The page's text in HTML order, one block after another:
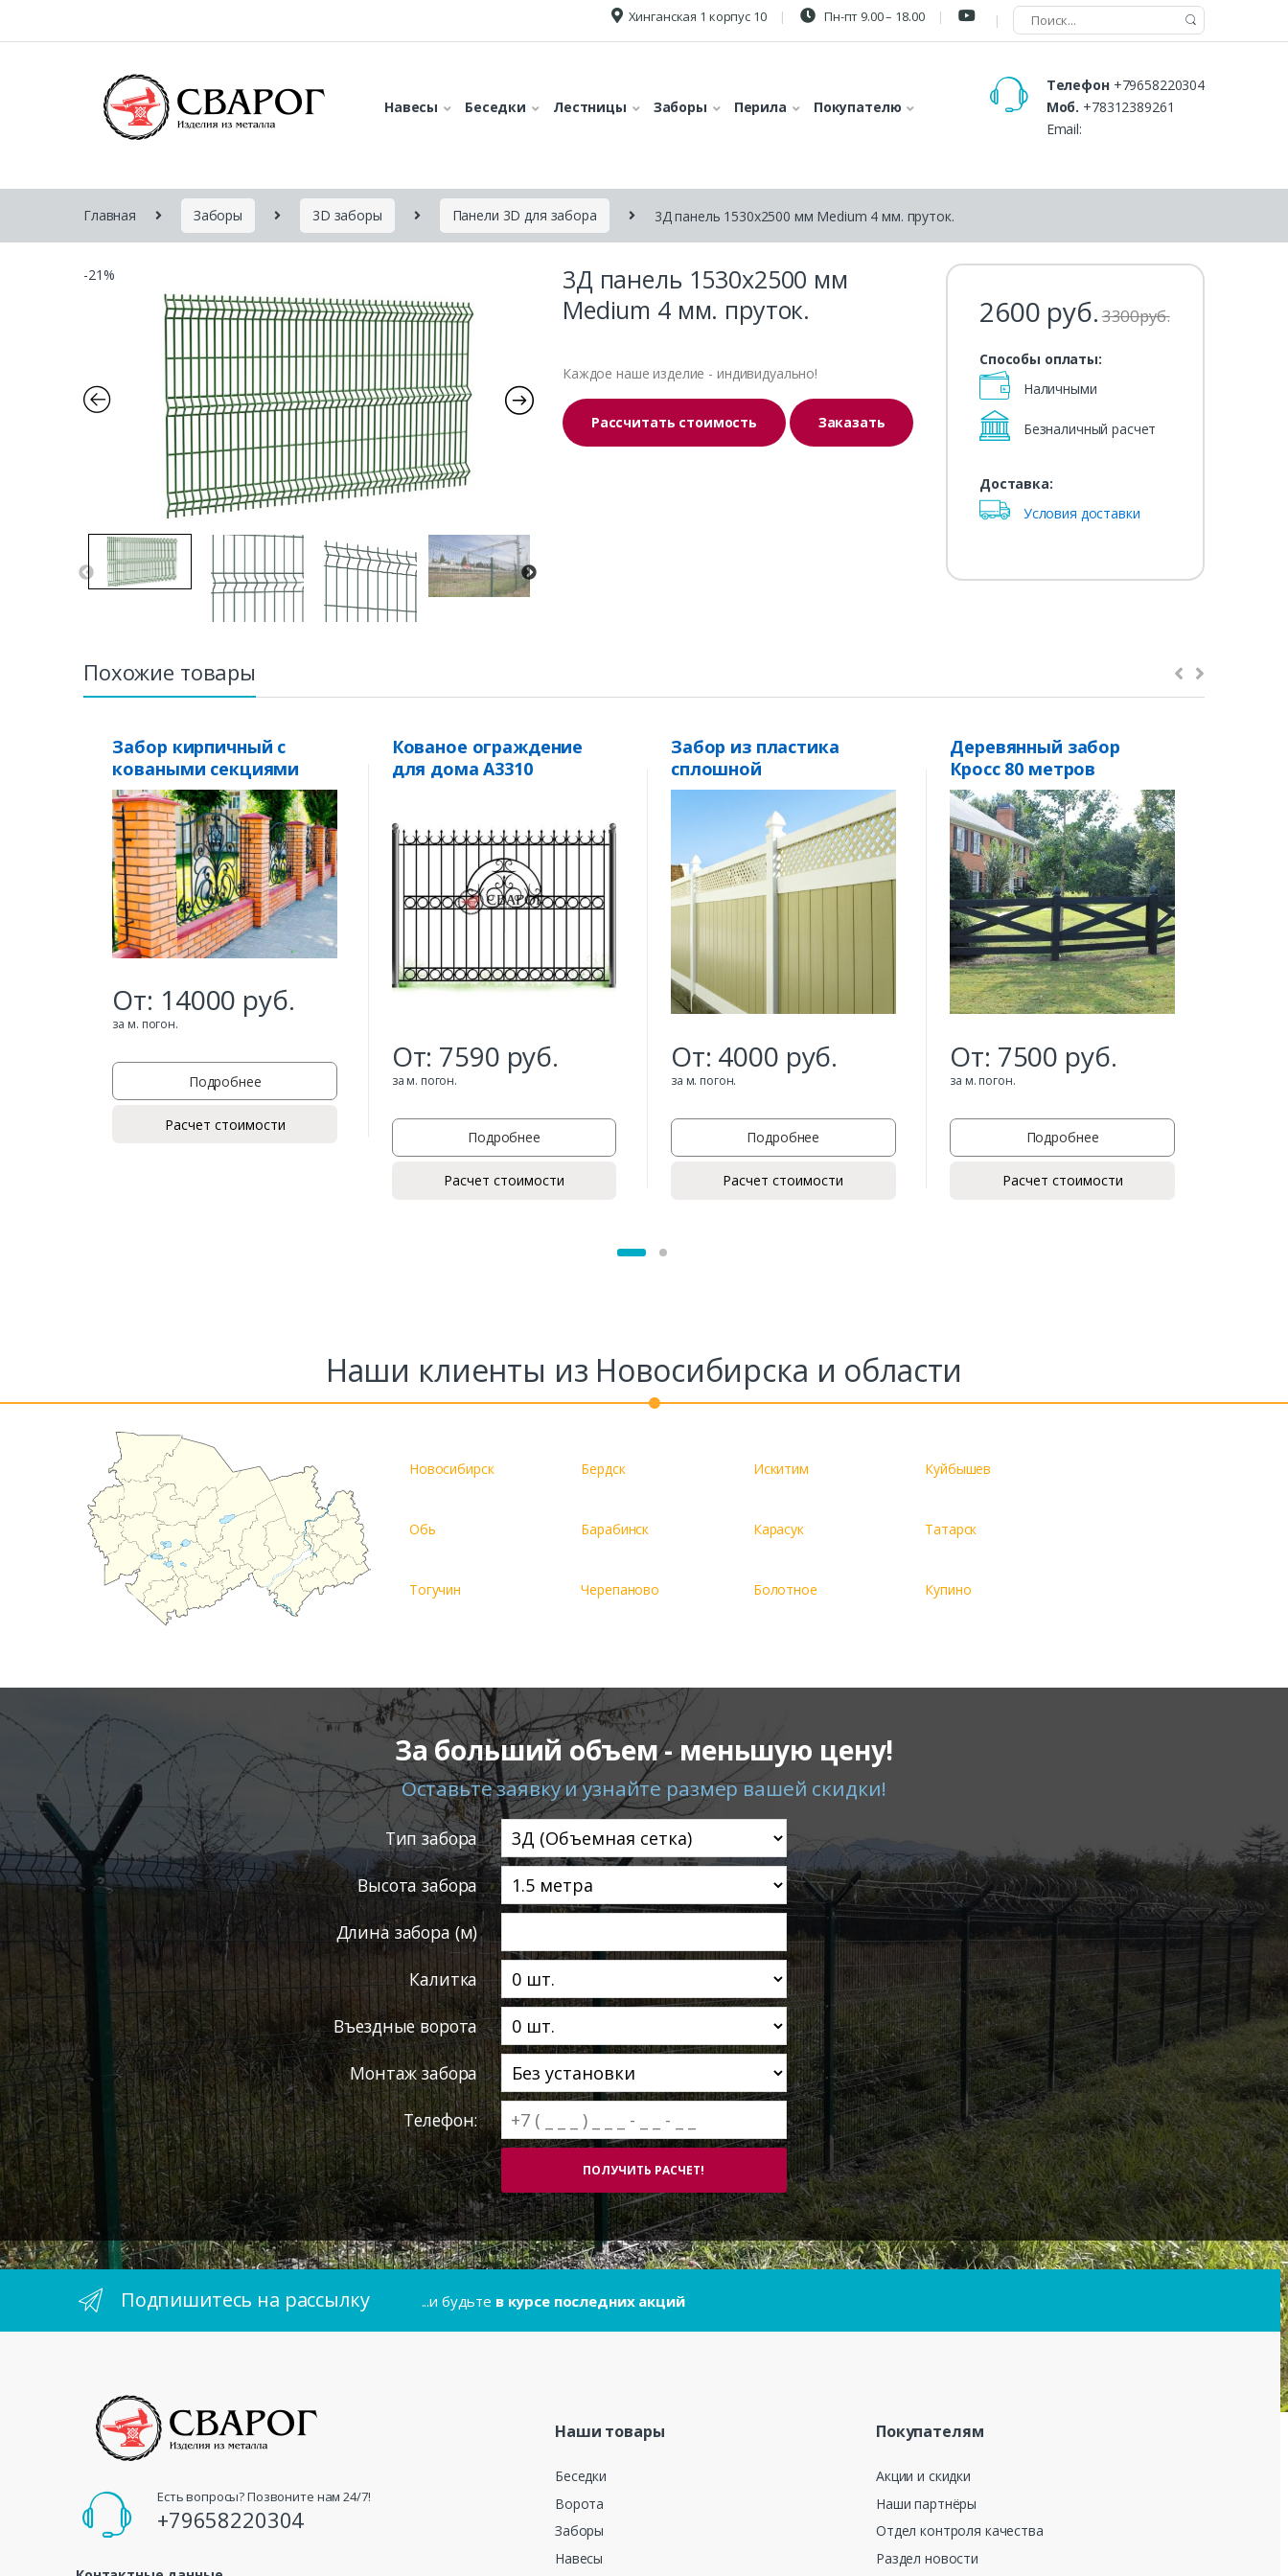
Заказать
Ваш телефон*
Хинганская 1 корпус 10 Пн-пт 9.00 – 18.00
Навесы Беседки Лестницы Заборы Перила Покупателю
Телефон +79658220304
Моб. +78312389261
Email:
Главная Заборы 3D заборы Панели 3D для забора 3Д панель 1530х2500 мм Medium 4 мм. пруток.
-21%
3Д панель 1530х2500 мм
Medium 4 мм. пруток.
Каждое наше изделие - индивидуально!
Рассчитать стоимость Заказать
2600 руб. 3300руб.
Способы оплаты:
Наличными
Безналичный расчет
Доставка:
Условия доставки
Похожие товары
Забор кирпичный с
коваными секциями
От: 14000 руб.
за м. погон.
Подробнее
Расчет стоимости
Кованое ограждение
для дома А3310
От: 7590 руб.
за м. погон.
Подробнее
Расчет стоимости
Забор из пластика
сплошной
От: 4000 руб.
за м. погон.
Подробнее
Расчет стоимости
Деревянный забор
Кросс 80 метров
От: 7500 руб.
за м. погон.
Подробнее
Расчет стоимости
Наши клиенты из Новосибирска и области
Новосибирск Бердск Искитим Куйбышев
Обь Барабинск Карасук Татарск
Тогучин Черепаново Болотное Купино
За больший объем - меньшую цену!
Оставьте заявку и узнайте размер вашей скидки!
Тип забора
Высота забора
Длина забора (м)
Калитка
Въездные ворота
Монтаж забора
Телефон:
Подпишитесь на рассылку ...и будьте в курсе последних акций
Есть вопросы? Позвоните нам 24/7!
+79658220304
Наши товары
Беседки
Ворота
Заборы
Навесы
Покупателям
Акции и скидки
Наши партнёры
Отдел контроля качества
Раздел новости